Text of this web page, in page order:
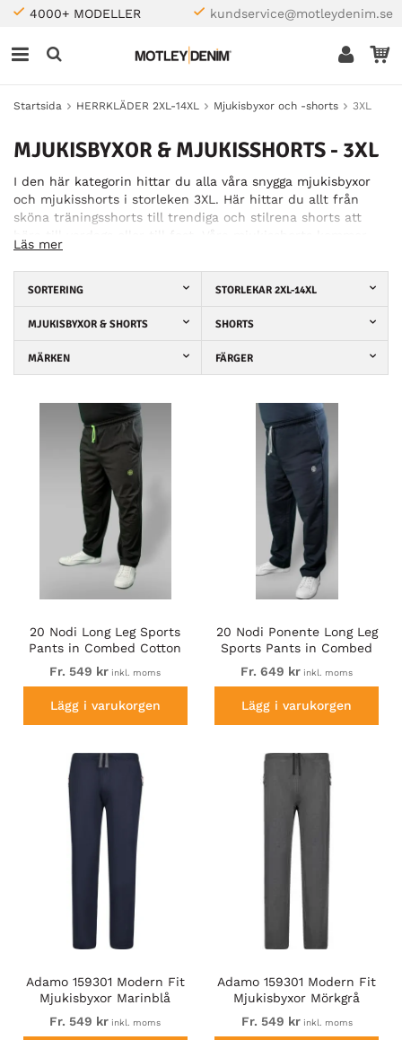
4000+ MODELLER kundservice@motleydenim.se
Startsida HERRKLÄDER 2XL-14XL Mjukisbyxor och -shorts 3XL
MJUKISBYXOR & MJUKISSHORTS - 3XL
I den här kategorin hittar du alla våra snygga mjukisbyxor
och mjukisshorts i storleken 3XL. Här hittar du allt från
sköna träningsshorts till trendiga och stilrena shorts att
från trendiga varumärken såsom Duke, D555 och Kam
Jeans. Därmed kan du vara säker på att de mjukisbyxor du
beställer från oss är tillverkade av god kvalitet och följer
av både stil och färg, vilket gör det lättare att hitta något
kan du kolla in vår storleksguide där vi beskriver hur du
enkelt går till väga för att få fram din storlek. På så sätt
handlar hos oss. Vi hoppas du hittar det du är ute efter.
Läs mer
SORTERING STORLEKAR 2XL-14XL
MJUKISBYXOR & SHORTS SHORTS
MÄRKEN FÄRGER
20 Nodi Long Leg Sports
Pants in Combed Cotton
Jersey Black
Fr. 549 kr inkl. moms
Lägg i varukorgen
20 Nodi Ponente Long Leg
Sports Pants in Combed
Fleece Cotton Navy
Fr. 649 kr inkl. moms
Lägg i varukorgen
Adamo 159301 Modern Fit
Mjukisbyxor Marinblå
Fr. 549 kr inkl. moms
Adamo 159301 Modern Fit
Mjukisbyxor Mörkgrå
Fr. 549 krinkl. moms